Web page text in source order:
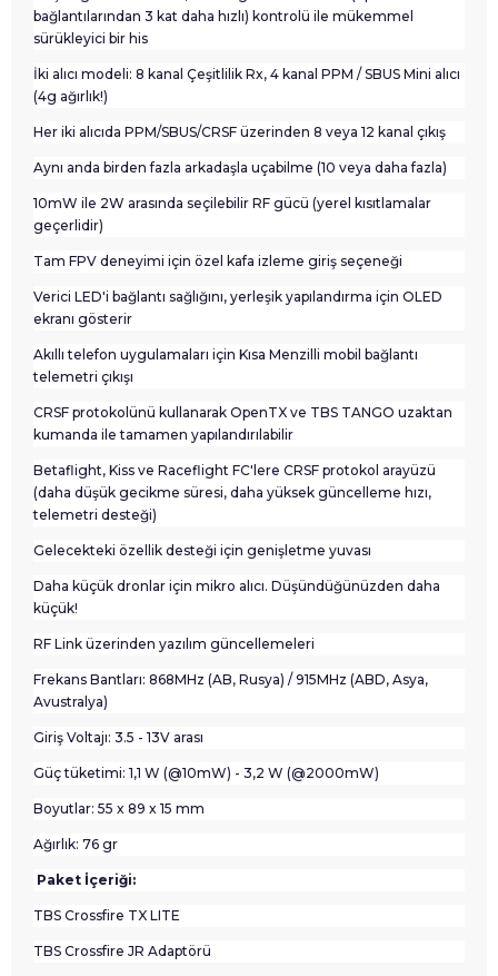
bağlantılarından 3 kat daha hızlı) kontrolü ile mükemmel
sürükleyici bir his
İki alıcı modeli: 8 kanal Çeşitlilik Rx, 4 kanal PPM / SBUS Mini alıcı
(4g ağırlık!)
Her iki alıcıda PPM/SBUS/CRSF üzerinden 8 veya 12 kanal çıkış
Aynı anda birden fazla arkadaşla uçabilme (10 veya daha fazla)
10mW ile 2W arasında seçilebilir RF gücü (yerel kısıtlamalar
geçerlidir)
Tam FPV deneyimi için özel kafa izleme giriş seçeneği
Verici LED'i bağlantı sağlığını, yerleşik yapılandırma için OLED
ekranı gösterir
Akıllı telefon uygulamaları için Kısa Menzilli mobil bağlantı
telemetri çıkışı
CRSF protokolünü kullanarak OpenTX ve TBS TANGO uzaktan
kumanda ile tamamen yapılandırılabilir
Betaflight, Kiss ve Raceflight FC'lere CRSF protokol arayüzü
(daha düşük gecikme süresi, daha yüksek güncelleme hızı,
telemetri desteği)
Gelecekteki özellik desteği için genişletme yuvası
Daha küçük dronlar için mikro alıcı. Düşündüğünüzden daha
küçük!
RF Link üzerinden yazılım güncellemeleri
Frekans Bantları: 868MHz (AB, Rusya) / 915MHz (ABD, Asya,
Avustralya)
Giriş Voltajı: 3.5 - 13V arası
Güç tüketimi: 1,1 W (@10mW) - 3,2 W (@2000mW)
Boyutlar: 55 x 89 x 15 mm
Ağırlık: 76 gr
Paket İçeriği:
TBS Crossfire TX LITE
TBS Crossfire JR Adaptörü